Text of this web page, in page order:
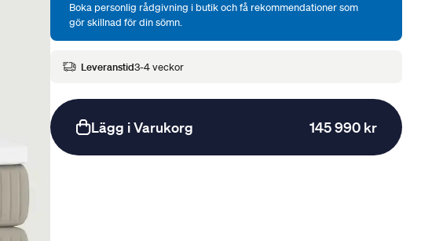
Boka personlig rådgivning i butik och få rekommendationer som
gör skillnad för din sömn.
Leveranstid3-4 veckor
Lägg i Varukorg 145 990 kr